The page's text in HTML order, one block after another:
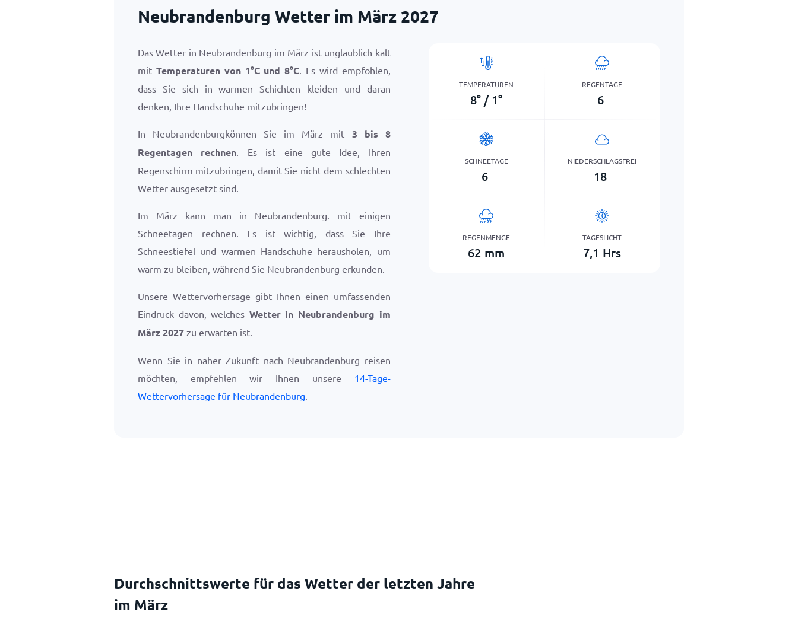
Neubrandenburg Wetter im März 2027
Das Wetter in Neubrandenburg im März ist unglaublich kalt
mit Temperaturen von 1°Cund8°C. Es wird empfohlen,
dass Sie sich in warmen Schichten kleiden und daran
denken, Ihre Handschuhe mitzubringen!
In Neubrandenburgkönnen Sie im März mit 3 bis 8
Regentagen rechnen. Es ist eine gute Idee, Ihren
Regenschirm mitzubringen, damit Sie nicht dem schlechten
Wetter ausgesetzt sind.
Im März kann man in Neubrandenburg. mit einigen
Schneetagen rechnen. Es ist wichtig, dass Sie Ihre
Schneestiefel und warmen Handschuhe herausholen, um
warm zu bleiben, während Sie Neubrandenburg erkunden.
Unsere Wettervorhersage gibt Ihnen einen umfassenden
Eindruck davon, welches Wetter in Neubrandenburg im
März 2027 zu erwarten ist.
Wenn Sie in naher Zukunft nach Neubrandenburg reisen
möchten, empfehlen wir Ihnen unsere 14-Tage-
Wettervorhersage für Neubrandenburg.
TEMPERATUREN
8° / 1°
REGENTAGE
6
SCHNEETAGE
6
NIEDERSCHLAGSFREI
18
REGENMENGE
62 mm
TAGESLICHT
7,1 Hrs
Durchschnittswerte für das Wetter der letzten Jahre
im März